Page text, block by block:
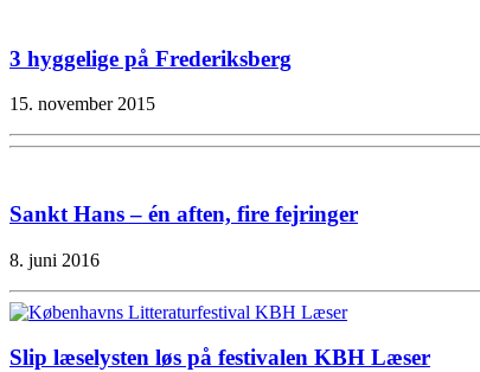
3 hyggelige på Frederiksberg
15. november 2015
Sankt Hans – én aften, fire fejringer
8. juni 2016
Slip læselysten løs på festivalen KBH Læser